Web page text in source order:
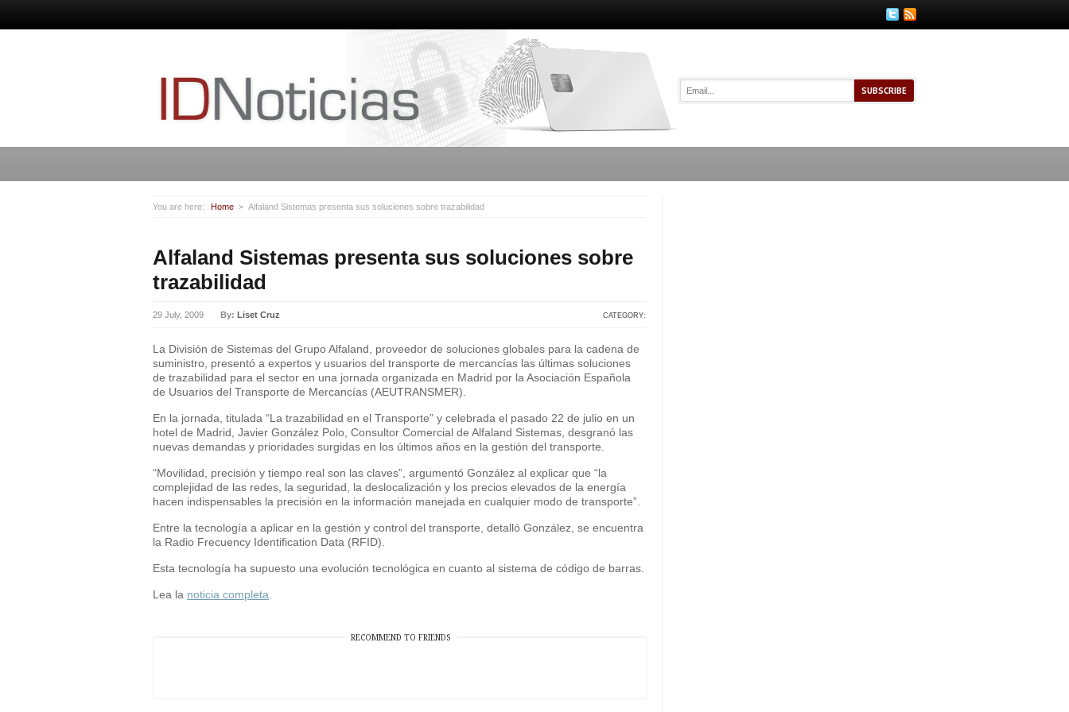
You are here: Home Alfaland Sistemas presenta sus soluciones sobre trazabilidad
Alfaland Sistemas presenta sus soluciones sobre
trazabilidad
29 July, 2009 By: Liset Cruz CATEGORY:
La División de Sistemas del Grupo Alfaland, proveedor de soluciones globales para la cadena de
suministro, presentó a expertos y usuarios del transporte de mercancías las últimas soluciones
de trazabilidad para el sector en una jornada organizada en Madrid por la Asociación Española
de Usuarios del Transporte de Mercancías (AEUTRANSMER).
En la jornada, titulada “La trazabilidad en el Transporte” y celebrada el pasado 22 de julio en un
hotel de Madrid, Javier González Polo, Consultor Comercial de Alfaland Sistemas, desgranó las
nuevas demandas y prioridades surgidas en los últimos años en la gestión del transporte.
“Movilidad, precisión y tiempo real son las claves”, argumentó González al explicar que “la
complejidad de las redes, la seguridad, la deslocalización y los precios elevados de la energía
hacen indispensables la precisión en la información manejada en cualquier modo de transporte”.
Entre la tecnología a aplicar en la gestión y control del transporte, detalló González, se encuentra
la Radio Frecuency Identification Data (RFID).
Esta tecnología ha supuesto una evolución tecnológica en cuanto al sistema de código de barras.
Lea la noticia completa
RECOMMEND TO FRIENDS